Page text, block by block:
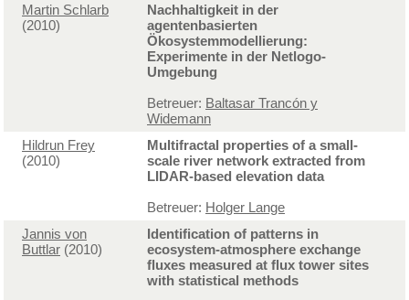
Martin Schlarb
(2010)
Nachhaltigkeit in der
agentenbasierten
Ökosystemmodellierung:
Experimente in der Netlogo-
Umgebung
Betreuer: Baltasar Trancón y
Widemann
Hildrun Frey
(2010)
Multifractal properties of a small-
scale river network extracted from
LIDAR-based elevation data
Betreuer: Holger Lange
Jannis von
Buttlar (2010)
Identification of patterns in
ecosystem-atmosphere exchange
fluxes measured at flux tower sites
with statistical methods